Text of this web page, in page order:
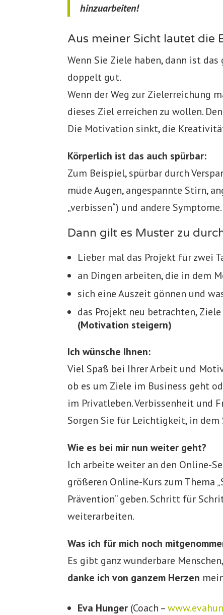
hinzuarbeiten!
Aus meiner Sicht lautet die
Wenn Sie Ziele haben, dann ist
doppelt gut.
Wenn der Weg zur Zielerreichung
dieses Ziel erreichen zu wollen.
Die Motivation sinkt, die
Körperlich ist das auch spürbar:
Zum Beispiel, spürbar durch
müde Augen, angespannte Stirn,
„verbissen“) und andere Symptome.
Dann gilt es Muster zu
Lieber mal das Projekt für zwei
an Dingen arbeiten, die in dem
sich eine Auszeit gönnen und
das Projekt neu betrachten,
(Motivation steigern)
Ich wünsche Ihnen:
Viel Spaß bei Ihrer Arbeit und
ob es um Ziele im Business geht
im Privatleben. Verbissenheit und
Sorgen Sie für Leichtigkeit, in dem
Wie es bei mir nun weiter geht?
Ich arbeite weiter an den Online-
größeren Online-Kurs zum Thema
Prävention“ geben. Schritt für
weiterarbeiten.
Was ich für mich noch
Es gibt ganz wunderbare
danke ich von ganzem Herzen
Eva Hunger (Coach –